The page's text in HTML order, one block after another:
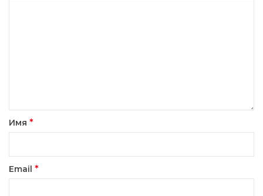
Имя *
Email *